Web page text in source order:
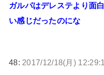
ガルパはデレステより面
い感じだったのにな
48: 2017/12/18(月)